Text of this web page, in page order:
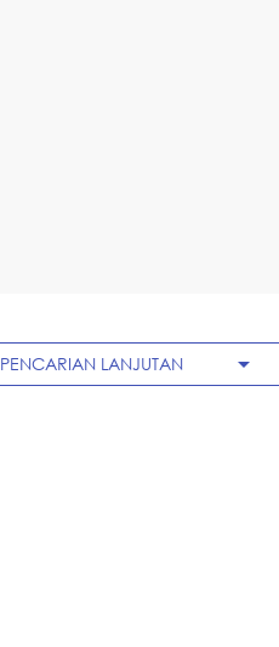
PENCARIAN LANJUTAN arrow_drop_down